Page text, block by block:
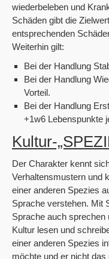
wiederbeleben und
Schäden gibt die
entsprechenden
Weiterhin gilt:
Bei der Handlung
Bei der Handlung
Vorteil.
Bei der Handlung
+1w6 Lebenspunkte
Kultur-
Der Charakter kennt
Verhaltensmustern und
einer anderen Spezies
Sprache verstehen. Mit
Sprache auch sprechen
Kultur lesen und
einer anderen Spezies
möchte und er nicht